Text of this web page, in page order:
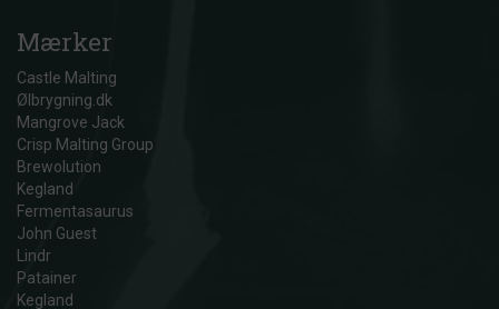
Mærker
Castle Malting
Ølbrygning.dk
Mangrove Jack
Crisp Malting Group
Brewolution
Kegland
Fermentasaurus
John Guest
Lindr
Patainer
Kegland